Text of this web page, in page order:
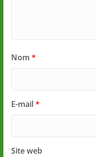
Nom *
E-mail*
Site web